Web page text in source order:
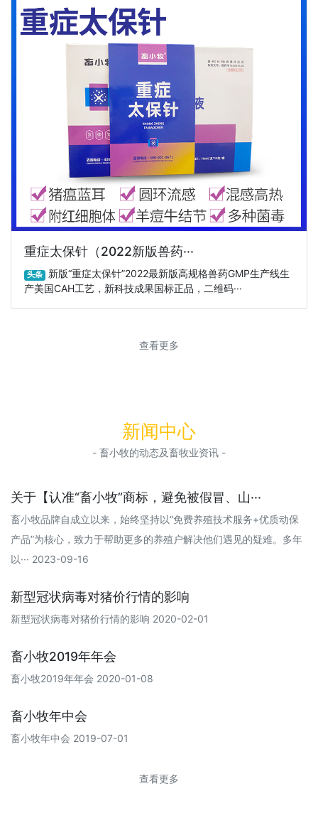
重症太保针（2022新版兽药···
头条 新版“重症太保针”2022最新版高规格兽药GMP生产线生
产美国CAH工艺，新科技成果国标正品，二维码···
查看更多
新闻中心
- 畜小牧的动态及畜牧业资讯 -
关于【认准“畜小牧”商标，避免被假冒、山···
畜小牧品牌自成立以来，始终坚持以“免费养殖技术服务+优质动保
产品”为核心，致力于帮助更多的养殖户解决他们遇见的疑难。多年
以··· 2023-09-16
新型冠状病毒对猪价行情的影响
新型冠状病毒对猪价行情的影响 2020-02-01
畜小牧2019年年会
畜小牧2019年年会 2020-01-08
畜小牧年中会
畜小牧年中会 2019-07-01
查看更多